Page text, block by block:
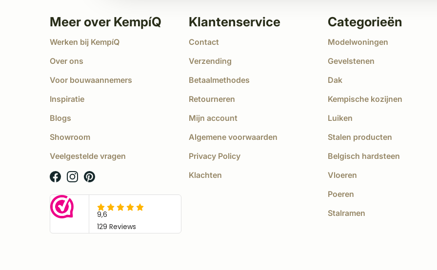
Meer over KempíQ
Werken bij KempíQ
Over ons
Voor bouwaannemers
Inspiratie
Blogs
Showroom
Veelgestelde vragen
Klantenservice
Contact
Verzending
Betaalmethodes
Retourneren
Mijn account
Algemene voorwaarden
Privacy Policy
Klachten
Categorieën
Modelwoningen
Gevelstenen
Dak
Kempische kozijnen
Luiken
Stalen producten
Belgisch hardsteen
Vloeren
Poeren
Stalramen